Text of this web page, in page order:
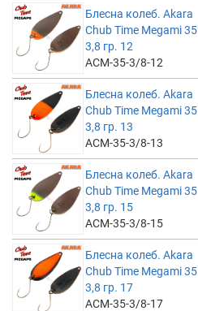
Блесна колеб. Akara
Chub Time Megami 35
3,8 гр. 12
ACM-35-3/8-12
Блесна колеб. Akara
Chub Time Megami 35
3,8 гр. 13
ACM-35-3/8-13
Блесна колеб. Akara
Chub Time Megami 35
3,8 гр. 15
ACM-35-3/8-15
Блесна колеб. Akara
Chub Time Megami 35
3,8 гр. 17
ACM-35-3/8-17